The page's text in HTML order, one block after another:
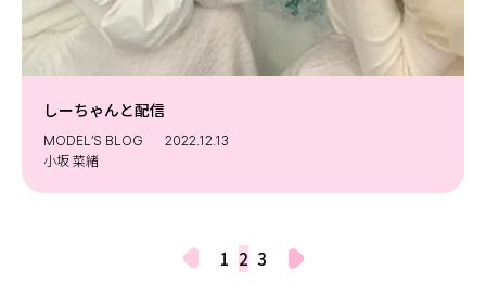
しーちゃんと配信
MODEL’S BLOG
2022.12.13
小坂 菜緒
1 2 3